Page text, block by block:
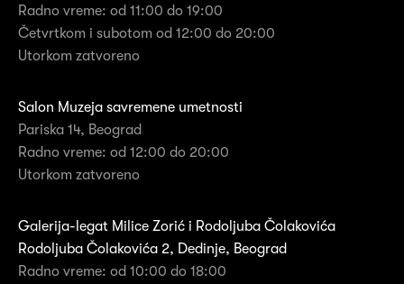
Radno vreme: od 11:00 do 19:00
Četvrtkom i subotom od 12:00 do 20:00
Utorkom zatvoreno
Salon Muzeja savremene umetnosti
Pariska 14, Beograd
Radno vreme: od 12:00 do 20:00
Utorkom zatvoreno
Galerija-legat Milice Zorić i Rodoljuba Čolakovića
Rodoljuba Čolakovića 2, Dedinje, Beograd
Radno vreme: od 10:00 do 18:00